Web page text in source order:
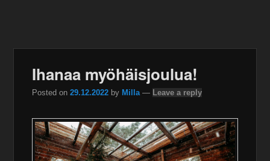
Ihanaa myöhäisjoulua!
Posted on29.12.2022 by Milla — Leave a reply